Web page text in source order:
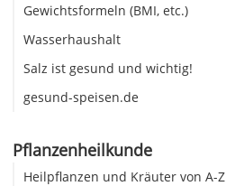
Gewichtsformeln (BMI, etc.)
Wasserhaushalt
Salz ist gesund und wichtig!
gesund-speisen.de
Pflanzenheilkunde
Heilpflanzen und Kräuter von A-Z